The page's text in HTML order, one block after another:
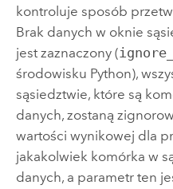
kontroluje sposób
Brak danych w oknie
jest zaznaczony (
środowisku Python),
sąsiedztwie, które są
danych, zostaną
wartości wynikowej dla
jakakolwiek komórka w
danych, a parametr ten